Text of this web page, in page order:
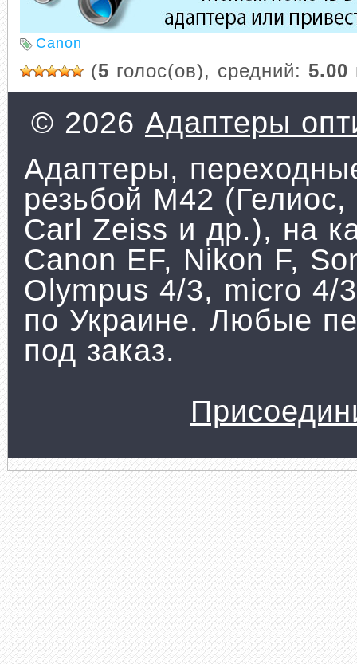
Canon
(5 голос(ов), средний: 5.00
© 2026 Адаптеры
Адаптеры,
резьбой М42
Carl Zeiss и др.), на
Canon EF, Nikon F,
Olympus 4/3, micro 4/
по Украине. Любые
под заказ.